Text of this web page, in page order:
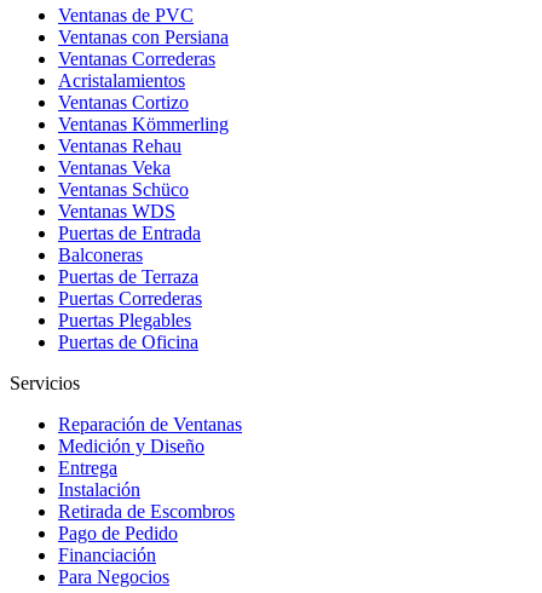
Ventanas de PVC
Ventanas con Persiana
Ventanas Correderas
Acristalamientos
Ventanas Cortizo
Ventanas Kömmerling
Ventanas Rehau
Ventanas Veka
Ventanas Schüco
Ventanas WDS
Puertas de Entrada
Balconeras
Puertas de Terraza
Puertas Correderas
Puertas Plegables
Puertas de Oficina
Servicios
Reparación de Ventanas
Medición y Diseño
Entrega
Instalación
Retirada de Escombros
Pago de Pedido
Financiación
Para Negocios